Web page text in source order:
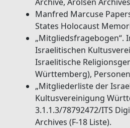
Manfred Marcuse
States Holocaust
„Mitgliedsfragebogen“.
Israelitischen
Israelitische
Württemberg),
„Mitgliederliste der
Kultusvereinigung
3.1.1.3/78792472/ITS
Archives (F-18 Liste).